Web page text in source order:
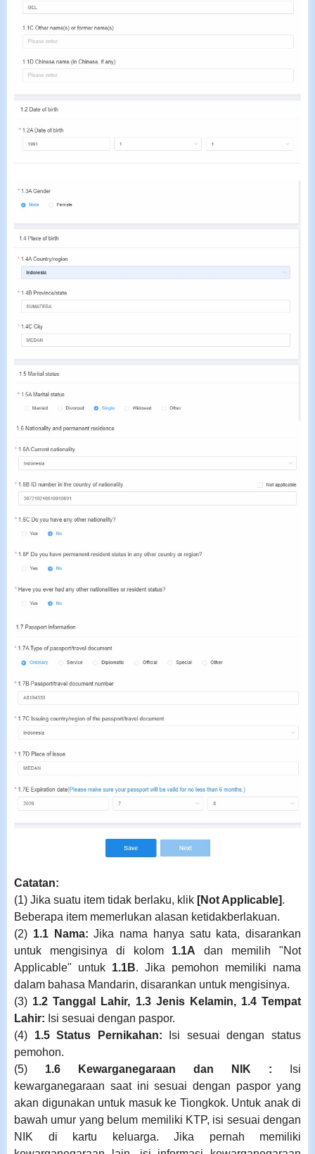
Catatan:
(1) Jika suatu item tidak berlaku, klik [Not Applicable].
Beberapa item memerlukan alasan ketidakberlakuan.
(2) 1.1 Nama:Jika nama hanya satu kata, disarankan
untuk mengisinya di kolom 1.1A dan memilih "Not
Applicable" untuk 1.1B. Jika pemohon memiliki nama
dalam bahasa Mandarin, disarankan untuk mengisinya.
(3) 1.2 Tanggal Lahir, 1.3 Jenis Kelamin, 1.4 Tempat
Lahir: Isi sesuai dengan paspor.
(4) 1.5 Status Pernikahan: Isi sesuai dengan status
pemohon.
(5) 1.6 Kewarganegaraan dan NIK : Isi
kewarganegaraan saat ini sesuai dengan paspor yang
akan digunakan untuk masuk ke Tiongkok. Untuk anak di
bawah umur yang belum memiliki KTP, isi sesuai dengan
NIK di kartu keluarga. Jika pernah memiliki